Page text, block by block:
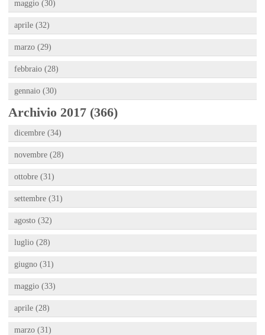
maggio (30)
aprile (32)
marzo (29)
febbraio (28)
gennaio (30)
Archivio 2017 (366)
dicembre (34)
novembre (28)
ottobre (31)
settembre (31)
agosto (32)
luglio (28)
giugno (31)
maggio (33)
aprile (28)
marzo (31)